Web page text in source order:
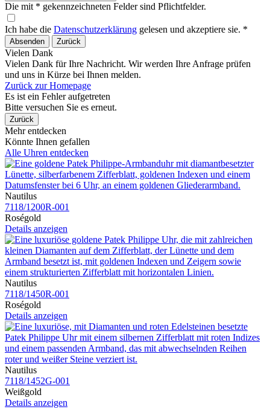
Die mit * gekennzeichneten Felder sind Pflichtfelder.
Ich habe die Datenschutzerklärung gelesen und akzeptiere sie. *
Absenden Zurück
Vielen Dank
Vielen Dank für Ihre Nachricht. Wir werden Ihre Anfrage prüfen
und uns in Kürze bei Ihnen melden.
Zurück zur Homepage
Es ist ein Fehler aufgetreten
Bitte versuchen Sie es erneut.
Zurück
Mehr entdecken
Könnte Ihnen gefallen
Alle Uhren entdecken
Nautilus
7118​/1200R​-001
Roségold
Details anzeigen
Nautilus
7118​/1450R​-001
Roségold
Details anzeigen
Nautilus
7118​/1452G​-001
Weißgold
Details anzeigen